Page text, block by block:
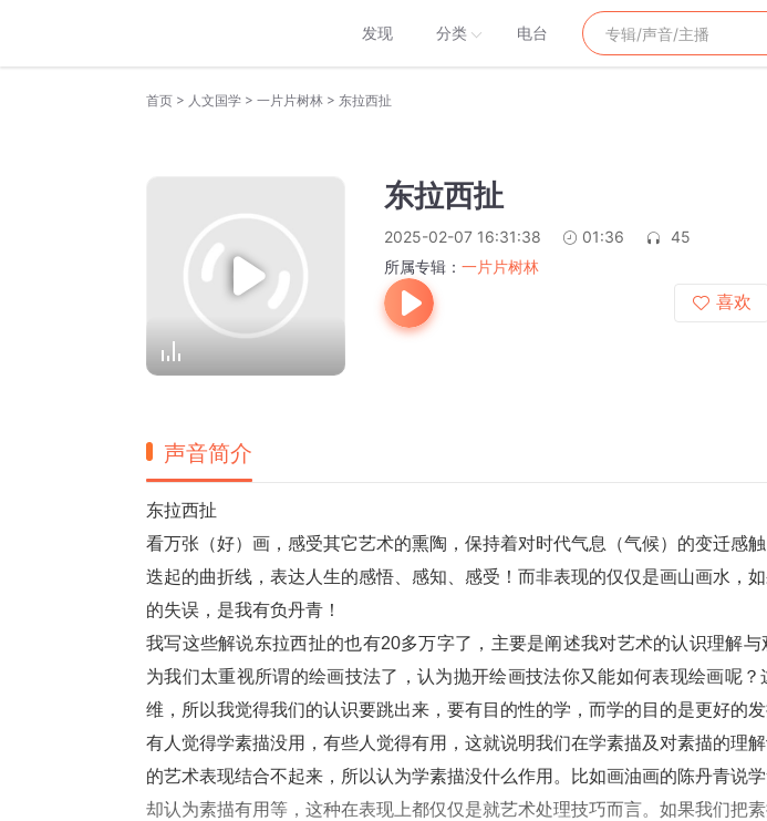
发现 分类 电台
首页 > 人文国学 > 一片片树林 > 东拉西扯
东拉西扯
2025-02-07 16:31:38 01:36
45
所属专辑： 一片片树林
喜欢
声音简介
东拉西扯
看万张（好）画，感受其它艺术的熏陶，保持着对时代气息（气候）的变迁感
迭起的曲折线，表达人生的感悟、感知、感受！而非表现的仅仅是画山画水，
的失误，是我有负丹青！
我写这些解说东拉西扯的也有20多万字了，主要是阐述我对艺术的认识理解
为我们太重视所谓的绘画技法了，认为抛开绘画技法你又能如何表现绘画呢
维，所以我觉得我们的认识要跳出来，要有目的性的学，而学的目的是更好的
有人觉得学素描没用，有些人觉得有用，这就说明我们在学素描及对素描的理
的艺术表现结合不起来，所以认为学素描没什么作用。比如画油画的陈丹青说
却认为素描有用等，这种在表现上都仅仅是就艺术处理技巧而言。如果我们把